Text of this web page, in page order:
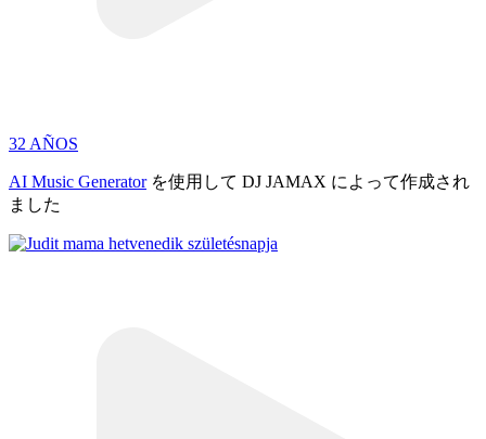
32 AÑOS
AI Music Generatorを使用して DJ JAMAX によって作成され
ました